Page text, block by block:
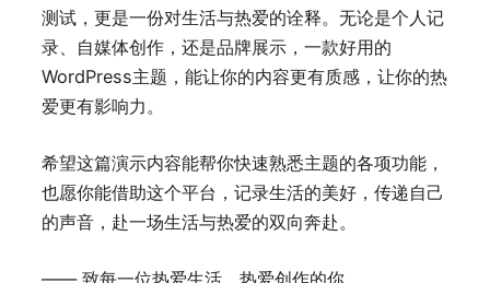
测试，更是一份对生活与热爱的诠释。无论是个人记
录、自媒体创作，还是品牌展示，一款好用的
WordPress主题，能让你的内容更有质感，让你的热
爱更有影响力。
希望这篇演示内容能帮你快速熟悉主题的各项功能，
也愿你能借助这个平台，记录生活的美好，传递自己
的声音，赴一场生活与热爱的双向奔赴。
—— 致每一位热爱生活、热爱创作的你